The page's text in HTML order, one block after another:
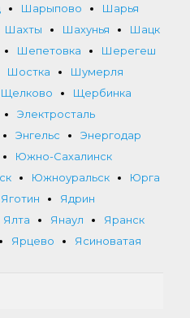
Шарыпово
Шарья
Шахты Шахунья
Шацк
Шепетовка
Шерегеш
Шостка
Шумерля
Щелково
Щербинка
Электросталь
Энгельс
Энергодар
Южно-Сахалинск
Южноуральск
Юрга
Яготин
Ядрин
Ялта Янаул
Яранск
Ярцево
Ясиноватая